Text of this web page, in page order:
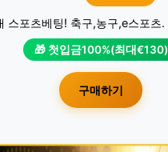
스포츠베팅! 축구,농구,e스포츠
🎁 첫입금100%(최대€130)
구매하기